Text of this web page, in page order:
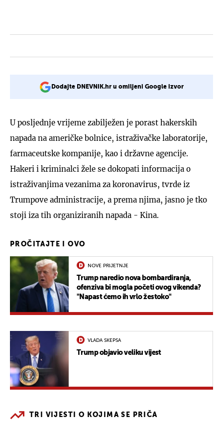
Dodajte DNEVNIK.hr u omiljeni Google izvor
U posljednje vrijeme zabilježen je porast hakerskih
napada na američke bolnice, istraživačke laboratorije,
farmaceutske kompanije, kao i državne agencije.
Hakeri i kriminalci žele se dokopati informacija o
istraživanjima vezanima za koronavirus, tvrde iz
Trumpove administracije, a prema njima, jasno je tko
stoji iza tih organiziranih napada - Kina.
PROČITAJTE I OVO
NOVE PRIJETNJE
Trump naredio nova bombardiranja,
ofenziva bi mogla početi ovog vikenda?
"Napast ćemo ih vrlo žestoko"
VLADA SKEPSA
Trump objavio veliku vijest
TRI VIJESTI O KOJIMA SE PRIČA